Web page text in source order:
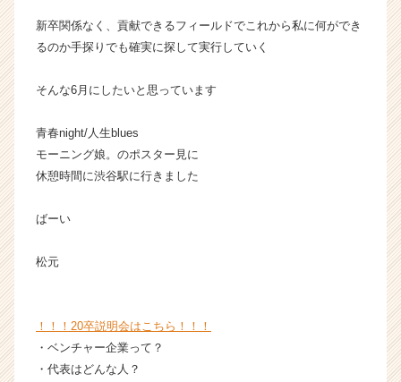
新卒関係なく、貢献できるフィールドでこれから私に何ができ
るのか手探りでも確実に探して実行していく
そんな6月にしたいと思っています
青春night/人生blues
モーニング娘。のポスター見に
休憩時間に渋谷駅に行きました
ばーい
松元
！！！20卒説明会はこちら！！！
・ベンチャー企業って？
・代表はどんな人？